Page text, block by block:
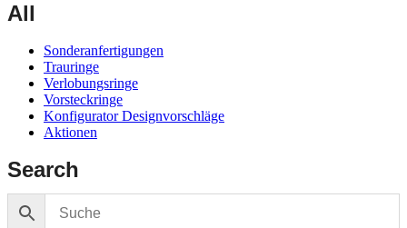
All
Sonderanfertigungen
Trauringe
Verlobungsringe
Vorsteckringe
Konfigurator Designvorschläge
Aktionen
Search